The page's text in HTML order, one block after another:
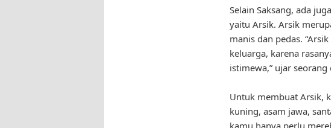
Selain Saksang, ada
yaitu Arsik. Arsik
manis dan pedas.
keluarga, karena
istimewa,” ujar seorang
Untuk membuat Arsik,
kuning, asam jawa,